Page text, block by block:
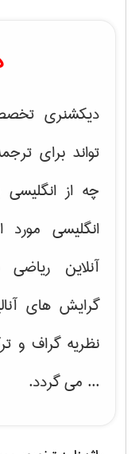
دیکشنری
تواند برای
چه از
انگلیسی مورد
آنلاین
گرایش های
نظریه گراف و
... می گردد.